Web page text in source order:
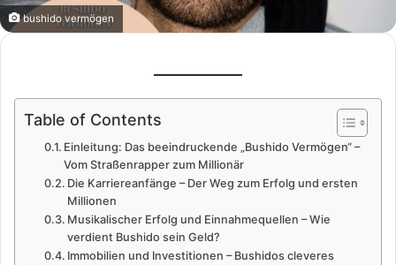
bushido vermögen
Table of Contents
Einleitung: Das beeindruckende „Bushido Vermögen“ –
Vom Straßenrapper zum Millionär
Die Karriereanfänge – Der Weg zum Erfolg und ersten
Millionen
Musikalischer Erfolg und Einnahmequellen – Wie
verdient Bushido sein Geld?
Immobilien und Investitionen – Bushidos cleveres